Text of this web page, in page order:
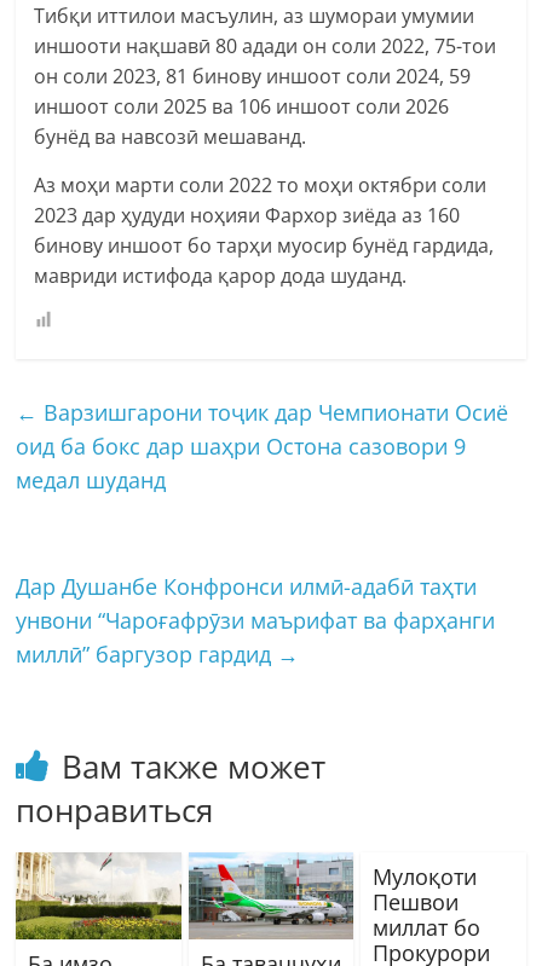
Тибқи иттилои масъулин, аз шумораи умумии
иншооти нақшавӣ 80 адади он соли 2022, 75-тои
он соли 2023, 81 бинову иншоот соли 2024, 59
иншоот соли 2025 ва 106 иншоот соли 2026
бунёд ва навсозӣ мешаванд.
Аз моҳи марти соли 2022 то моҳи октябри соли
2023 дар ҳудуди ноҳияи Фархор зиёда аз 160
бинову иншоот бо тарҳи муосир бунёд гардида,
мавриди истифода қарор дода шуданд.
← Варзишгарони тоҷик дар Чемпионати Осиё
оид ба бокс дар шаҳри Остона сазовори 9
медал шуданд
Дар Душанбе Конфронси илмӣ-адабӣ таҳти
унвони “Чароғафрӯзи маърифат ва фарҳанги
миллӣ” баргузор гардид →
Вам также может
понравиться
Мулоқоти
Пешвои
миллат бо
Прокурори